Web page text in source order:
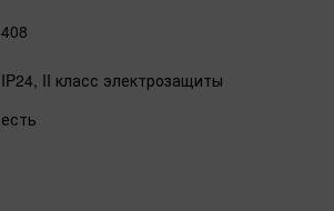
408
IP24, II класс электрозащиты
есть